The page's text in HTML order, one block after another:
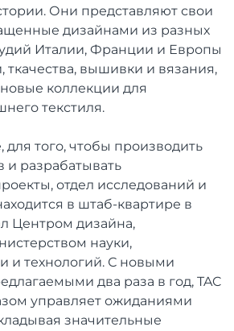
Они представляют свои
дизайнами из разных
Италии, Франции и Европы
ткачества, вышивки и вязания,
коллекции для
текстиля.
для того, чтобы производить
и разрабатывать
отдел исследований и
в штаб-квартире в
Центром дизайна,
науки,
и технологий. С новыми
два раза в год, TAC
управляет ожиданиями
значительные